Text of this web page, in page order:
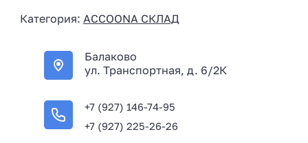
Категория: ACCOONA СКЛАД
Балаково
ул. Транспортная, д. 6/2К
+7 (927) 146-74-95
+7 (927) 225-26-26